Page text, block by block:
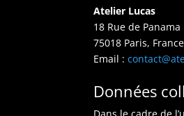
Atelier Lucas
18 Rue de Panama
75018 Paris, France
Email :
Données
Dans le cadre de